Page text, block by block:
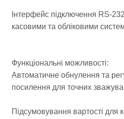
Інтерфейс підключення RS-232
касовими та обліковими
Функціональні можливості:
Автоматичне обнулення та
посилення для точних
Підсумовування вартості для